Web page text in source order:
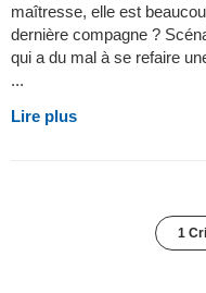
maîtresse, elle est
dernière compagne ?
qui a du mal à se refaire
...
Lire plus
1